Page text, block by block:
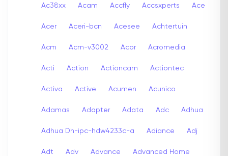
Ac38xx Acam Accfly Accsxperts Ace
Acer Aceri-bcn Acesee Achtertuin
Acm Acm-v3002 Acor Acromedia
Acti Action Actioncam Actiontec
Activa Active Acumen Acunico
Adamas Adapter Adata Adc Adhua
Adhua Dh-ipc-hdw4233c-a Adiance Adj
Adt Adv Advance Advanced Home